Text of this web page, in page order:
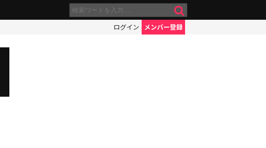
ログイン メンバー登録